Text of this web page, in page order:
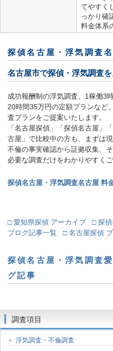
てやすく
っかり確
料金体系
探偵名古屋・浮気調査
名古屋市で探偵・浮気調査を
成功報酬制の浮気調査、1稼働3
20時間35万円の定額プランなど
査プランをご提案いたします。
「名古屋探偵」「探偵名古屋」
古屋」で比較中の方も、まずは
不倫の事実確認から証拠収集、
必要な調査だけをわかりやすくご
探偵名古屋・浮気調査名古屋 料
□ 愛知県探偵 アーカイブ □ 探
ブログ記事一覧
□ 名古屋探偵
探偵名古屋・浮気調査
グ記事
調査項目
浮気調査・不倫調査